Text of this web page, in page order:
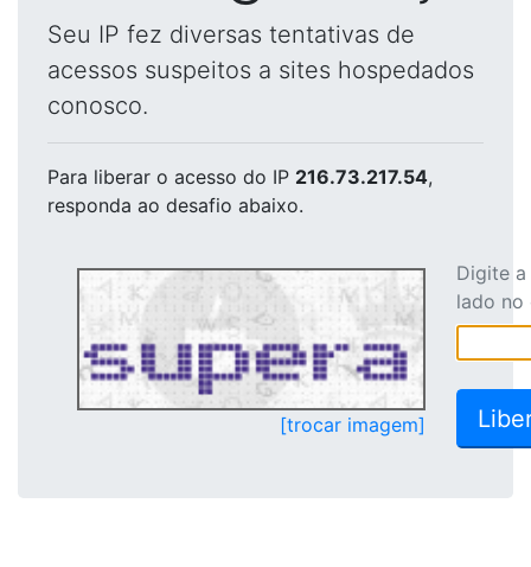
Seu IP fez diversas tentativas de
acessos suspeitos a sites hospedados
conosco.
Para liberar o acesso do IP 216.73.217.54,
responda ao desafio abaixo.
[trocar imagem]
Digite
lado no